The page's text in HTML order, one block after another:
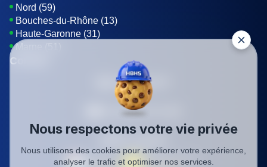
Nord (59)
Bouches-du-Rhône (13)
Haute-Garonne (31)
Marne (51)
Contact
01 85 42 08 07
Envoyer un E-mail
Nous respectons votre vie privée
Nous utilisons des cookies pour améliorer votre expérience,
analyser le trafic et optimiser nos services.